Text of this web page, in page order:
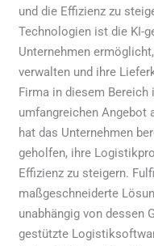
und die Effizienz zu
Technologien ist die KI-
Unternehmen
verwalten und ihre
Firma in diesem
umfangreichen Angebot
hat das Unternehmen
geholfen, ihre
Effizienz zu steigern.
maßgeschneiderte
unabhängig von dessen
gestützte